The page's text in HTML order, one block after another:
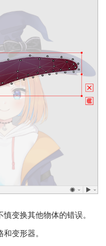
变换其他物体的错误。
变形器。